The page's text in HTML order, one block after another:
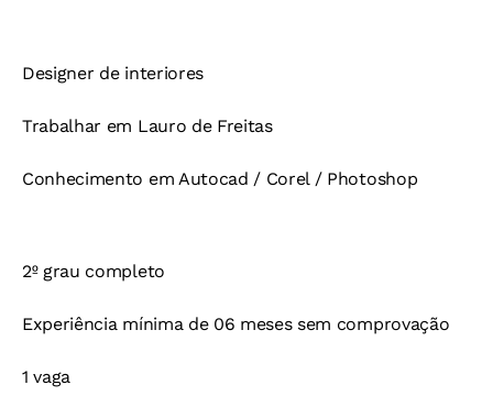
Designer de interiores
Trabalhar em Lauro de Freitas
Conhecimento em Autocad / Corel / Photoshop
2º grau completo
Experiência mínima de 06 meses sem comprovação
1 vaga